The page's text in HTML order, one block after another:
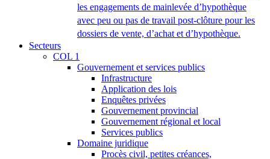
les engagements de mainlevée d’hypothèque
avec peu ou pas de travail post-clôture pour les
dossiers de vente, d’achat et d’hypothèque.
Secteurs
COL 1
Gouvernement et services publics
Infrastructure
Application des lois
Enquêtes privées
Gouvernement provincial
Gouvernement régional et local
Services publics
Domaine juridique
Procès civil, petites créances,